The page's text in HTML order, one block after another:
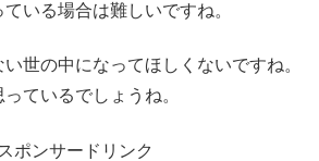
いる場合は難しいですね。
世の中になってほしくないですね。
ているでしょうね。
スポンサードリンク